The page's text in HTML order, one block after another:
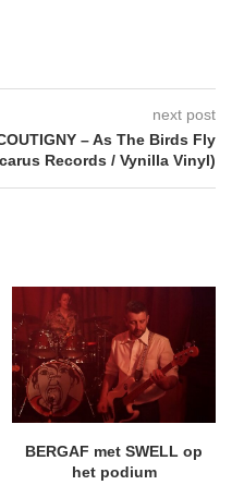
next post
– As The Birds Fly
Records / Vynilla Vinyl)
BERGAF met SWELL op
het podium